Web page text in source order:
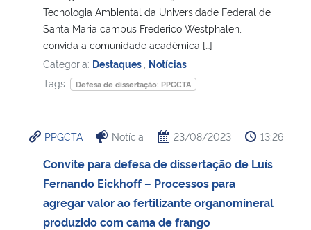
Ministério da Ciência, Tecnologia, Inovações e Comunicações
Ministério do Turismo
Ministério do Desenvolvimento Regional
Controladoria-Geral da União
Ministério da Mulher, da Família e dos Direitos Humanos
Tecnologia Ambiental da Universidade Federal de
Santa Maria campus Frederico Westphalen,
convida a comunidade acadêmica […]
Categoria: Destaques Notícias
Tags:
Defesa de dissertação; PPGCTA
PPGCTA Notícia 23/08/2023 13:26
Convite para defesa de dissertação de Luís
Fernando Eickhoff – Processos para
agregar valor ao fertilizante organomineral
produzido com cama de frango